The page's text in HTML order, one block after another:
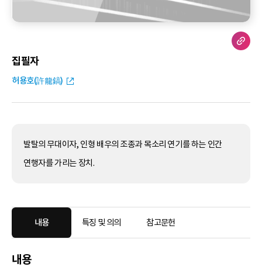
집필자
허용호(許龍鎬)
발탈의 무대이자, 인형 배우의 조종과 목소리 연기를 하는 인간
연행자를 가리는 장치.
내용 특징 및 의의 참고문헌
내용